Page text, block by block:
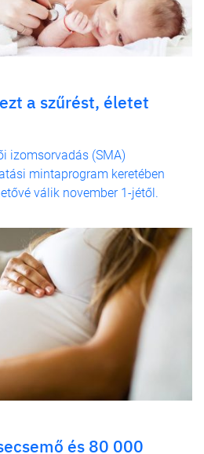
a szűrést, életet
izomsorvadás (SMA)
mintaprogram keretében
válik november 1-jétől.
és 80 000